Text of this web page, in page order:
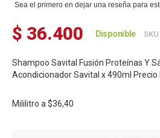
Sea el primero en dejar una reseña para
$ 36.400 Disponible SKU
Shampoo Savital Fusión Proteínas Y
Acondicionador Savital x 490ml Precio
Mililitro a $36,40